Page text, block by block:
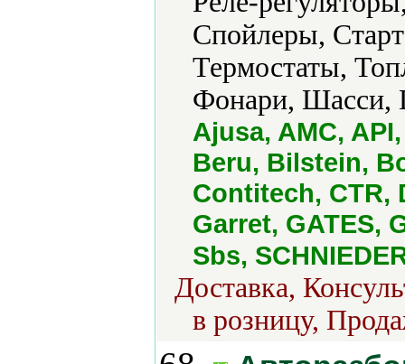
Спойлеры,
Термостаты,
Фонари,
Ajusa, AMC,
Beru, Bilstein,
Contitech, CTR,
Garret, GATES,
Sbs,
Доставка,
в розницу,